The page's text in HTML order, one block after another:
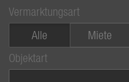
Vermarktungsart
Alle
Miete
Objektart